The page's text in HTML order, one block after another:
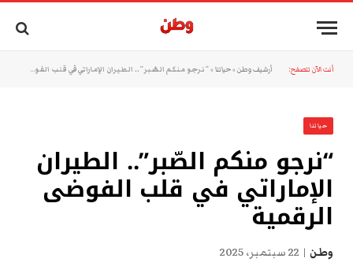
أنت الآن تتصفح: أرشيف وطن »حياتنا »“نرجو منكم الصّبر”.. الطيران الإماراتي في قلب الفوضى الرقمية
حياتنا
“نرجو منكم الصّبر”.. الطيران
الإماراتي في قلب الفوضى
الرقمية
وطن 22 سبتمبر، 2025